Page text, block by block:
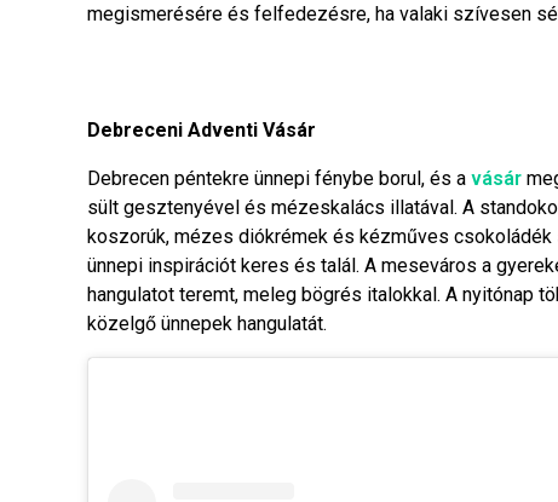
megismerésére és felfedezésre, ha valaki szívesen
Debreceni Adventi Vásár
Debrecen péntekre ünnepi fénybe borul, és a vásár
sült gesztenyével és mézeskalács illatával. A
koszorúk, mézes diókrémek és kézműves
ünnepi inspirációt keres és talál. A meseváros a
hangulatot teremt, meleg bögrés italokkal. A nyitónap
közelgő ünnepek hangulatát.